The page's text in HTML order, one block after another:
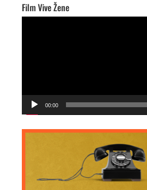
Film Vive Žene
00:00